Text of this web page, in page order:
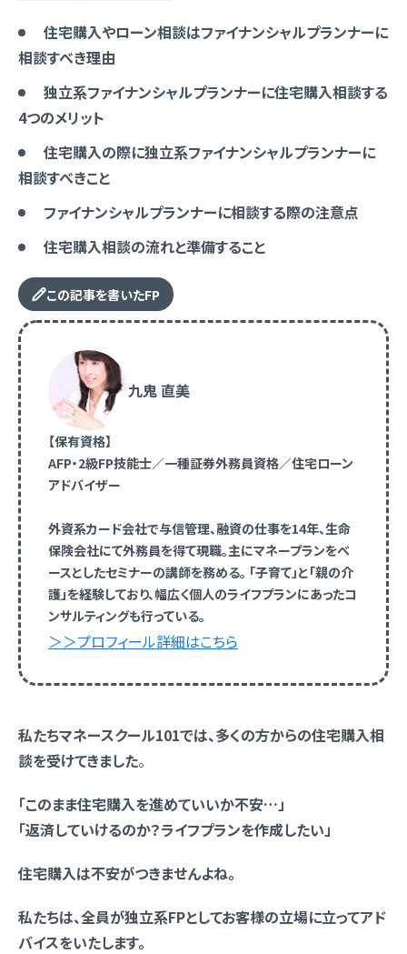
住宅購入やローン相談はファイナンシャルプランナーに
相談すべき理由
独立系ファイナンシャルプランナーに住宅購入相談する
4つのメリット
住宅購入の際に独立系ファイナンシャルプランナーに
相談すべきこと
ファイナンシャルプランナーに相談する際の注意点
住宅購入相談の流れと準備すること
この記事を書いたFP
九鬼 直美
【保有資格】
AFP・2級FP技能士／一種証券外務員資格／住宅ローン
アドバイザー
外資系カード会社で与信管理、融資の仕事を14年、生命
保険会社にて外務員を得て現職。主にマネープランをベ
ースとしたセミナーの講師を務める。 「子育て」と「親の介
護」を経験しており、幅広く個人のライフプランにあったコ
ンサルティングも行っている。
＞＞プロフィール詳細はこちら
私たちマネースクール101では、多くの方からの住宅購入相
談を受けてきました。
「このまま住宅購入を進めていいか不安…」
「返済していけるのか？ライフプランを作成したい」
住宅購入は不安がつきませんよね。
私たちは、全員が独立系FPとしてお客様の立場に立ってアド
バイスをいたします。